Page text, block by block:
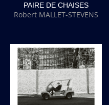
PAIRE DE CHAISES
Robert MALLET-STEVENS